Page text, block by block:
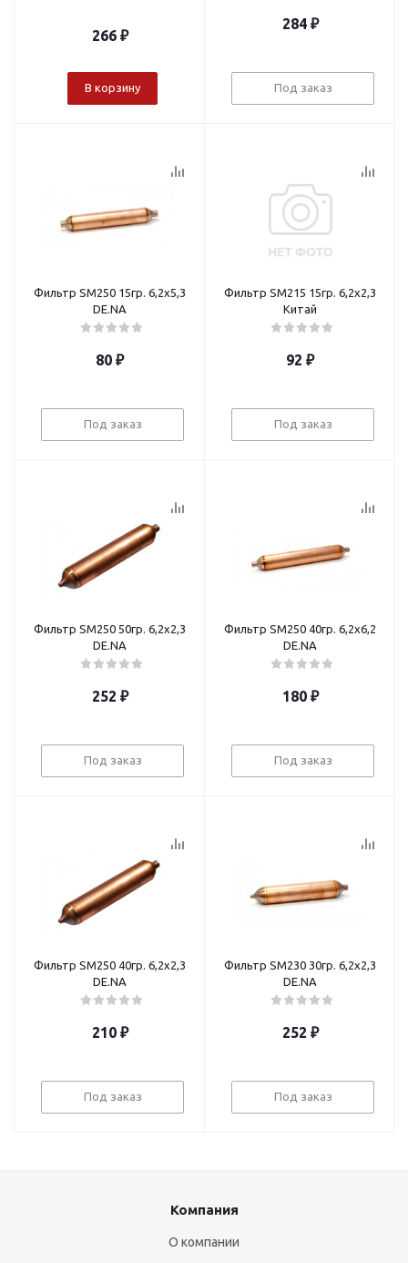
266₽
В корзину
284₽
Под заказ
Фильтр SM250 15гр. 6,2х5,3
DE.NA
80 ₽
Под заказ
Фильтр SM215 15гр. 6,2х2,3
Китай
92 ₽
Под заказ
Фильтр SM250 50гр. 6,2х2,3
DE.NA
252 ₽
Под заказ
Фильтр SM250 40гр. 6,2х6,2
DE.NA
180₽
Под заказ
Фильтр SM250 40гр. 6,2х2,3
DE.NA
210₽
Под заказ
Фильтр SM230 30гр. 6,2х2,3
DE.NA
252 ₽
Под заказ
Компания
О компании